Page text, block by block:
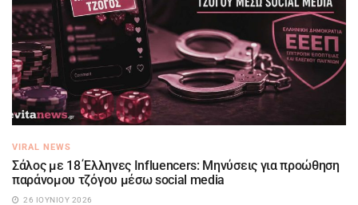
VIRAL NEWS
Σάλος με 18 Έλληνες Influencers: Μηνύσεις για προώθηση
παράνομου τζόγου μέσω social media
26 ΙΟΥΝΊΟΥ 2026